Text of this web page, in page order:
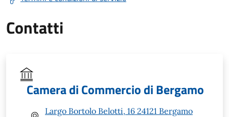
Contatti
Camera di Commercio di Bergamo
Largo Bortolo Belotti, 16 24121 Bergamo